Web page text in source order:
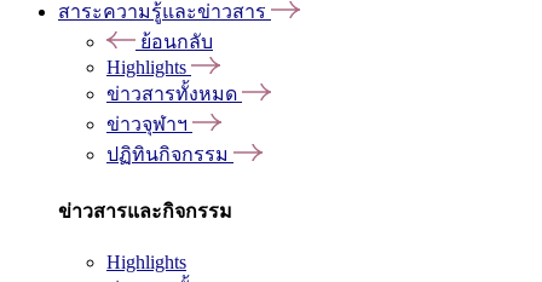
สาระความรู้และข่าวสาร
ย้อนกลับ
Highlights
ข่าวสารทั้งหมด
ข่าวจุฬาฯ
ปฏิทินกิจกรรม
ข่าวสารและกิจกรรม
Highlights